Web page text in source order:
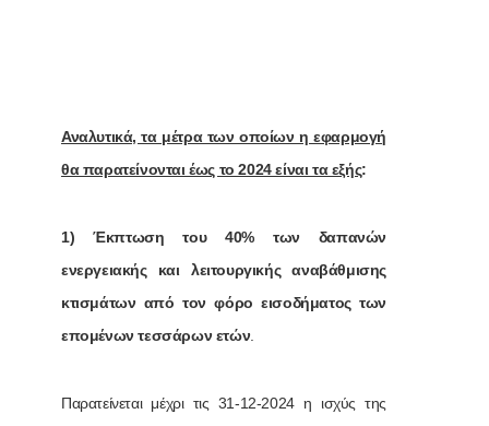
Αναλυτικά, τα μέτρα των οποίων η εφαρμογή
θα παρατείνονται έως το 2024 είναι τα εξής:
1) Έκπτωση του 40% των δαπανών
ενεργειακής και λειτουργικής αναβάθμισης
κτισμάτων από τον φόρο εισοδήματος των
επομένων τεσσάρων ετών.
Παρατείνεται μέχρι τις 31-12-2024 η ισχύς της